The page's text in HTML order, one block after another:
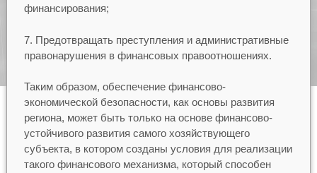
финансирования;
7. Предотвращать преступления и административные
правонарушения в финансовых правоотношениях.
Таким образом, обеспечение финансово-
экономической безопасности, как основы развития
региона, может быть только на основе финансово-
устойчивого развития самого хозяйствующего
субъекта, в котором созданы условия для реализации
такого финансового механизма, который способен